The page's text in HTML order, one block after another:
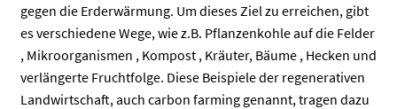
gegen die Erderwärmung. Um dieses Ziel zu erreichen, gibt
es verschiedene Wege, wie z.B. Pflanzenkohle auf die Felder
, Mikroorganismen , Kompost , Kräuter, Bäume , Hecken und
verlängerte Fruchtfolge. Diese Beispiele der regenerativen
Landwirtschaft, auch carbon farming genannt, tragen dazu